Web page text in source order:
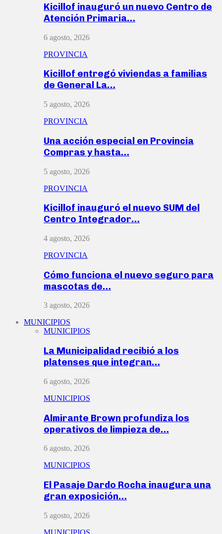
Kicillof inauguró un nuevo Centro de
Atención Primaria…
6 agosto, 2026
PROVINCIA
Kicillof entregó viviendas a familias
de General La…
5 agosto, 2026
PROVINCIA
Una acción especial en Provincia
Compras y hasta…
5 agosto, 2026
PROVINCIA
Kicillof inauguró el nuevo SUM del
Centro Integrador…
4 agosto, 2026
PROVINCIA
Cómo funciona el nuevo seguro para
mascotas de…
3 agosto, 2026
MUNICIPIOS
MUNICIPIOS
La Municipalidad recibió a los
platenses que integran…
6 agosto, 2026
MUNICIPIOS
Almirante Brown profundiza los
operativos de limpieza de…
6 agosto, 2026
MUNICIPIOS
El Pasaje Dardo Rocha inaugura una
gran exposición…
5 agosto, 2026
MUNICIPIOS